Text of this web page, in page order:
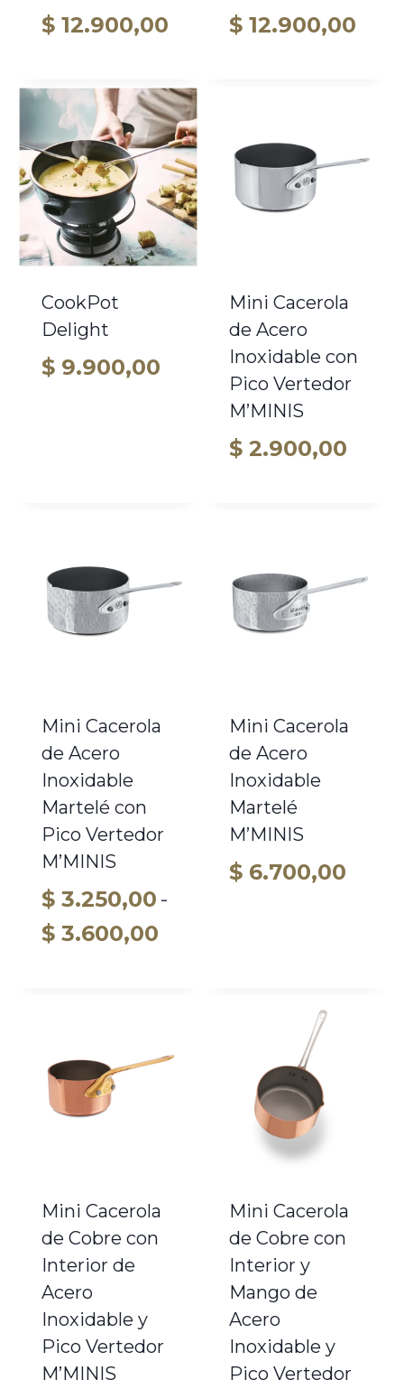
$ 12.900,00 $ 12.900,00
CookPot
Delight
$ 9.900,00
Mini Cacerola
de Acero
Inoxidable con
Pico Vertedor
M’MINIS
$ 2.900,00
Mini Cacerola
de Acero
Inoxidable
Martelé con
Pico Vertedor
M’MINIS
$ 3.250,00 -
$ 3.600,00
$ 3.250,00
$ 3.600,00
Mini Cacerola
de Acero
Inoxidable
Martelé
M’MINIS
$ 6.700,00
Mini Cacerola
de Cobre con
Interior de
Acero
Inoxidable y
Pico Vertedor
M’MINIS
Mini Cacerola
de Cobre con
Interior y
Mango de
Acero
Inoxidable y
Pico Vertedor